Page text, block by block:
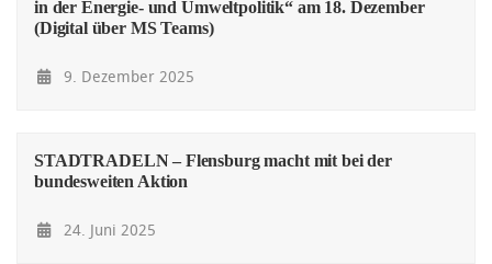
in der Energie- und Umweltpolitik“ am 18. Dezember
(Digital über MS Teams)
9. Dezember 2025
STADTRADELN – Flensburg macht mit bei der
bundesweiten Aktion
24. Juni 2025